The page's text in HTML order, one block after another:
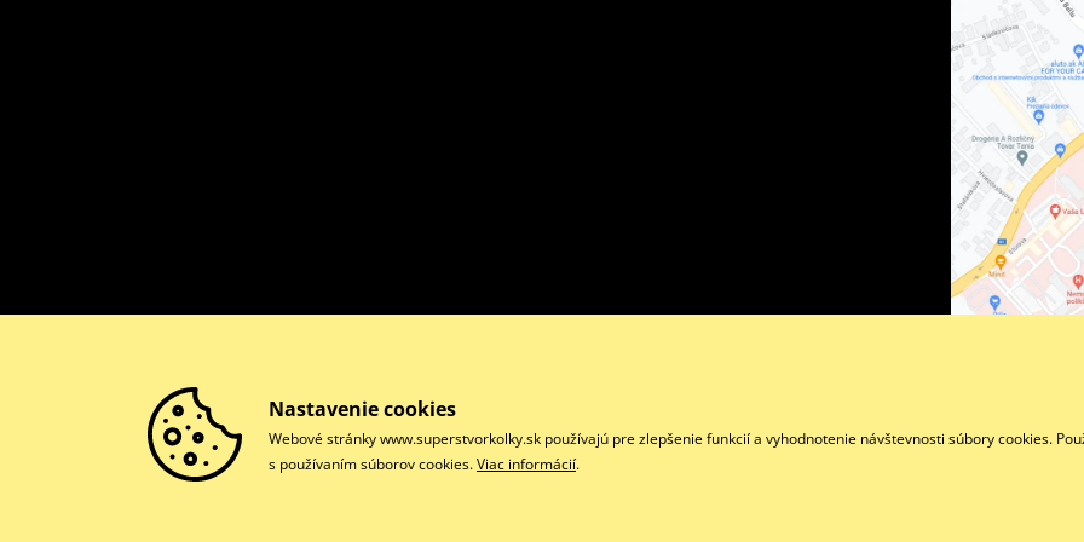
Nastavenie cookies
Webové stránky www.superstvorkolky.sk používajú pre zlepšenie funkcií a vyhodnotenie návštevnosti súbory cookies.
s používaním súborov cookies.Viac informácií.